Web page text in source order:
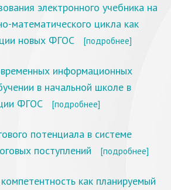
электронного учебника на
математического цикла как
новых ФГОС
[подробнее]
информационных
в начальной школе в
ФГОС
[подробнее]
потенциала в системе
поступлений
[подробнее]
как планируемый